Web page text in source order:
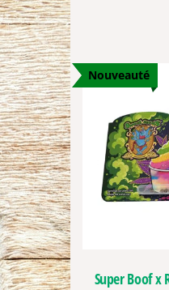
Nouveauté
Super Boof x